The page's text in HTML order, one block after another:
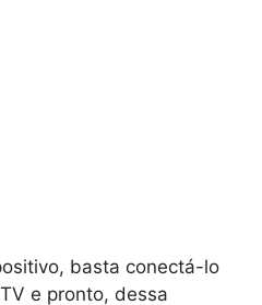
basta conectá-lo
e pronto, dessa